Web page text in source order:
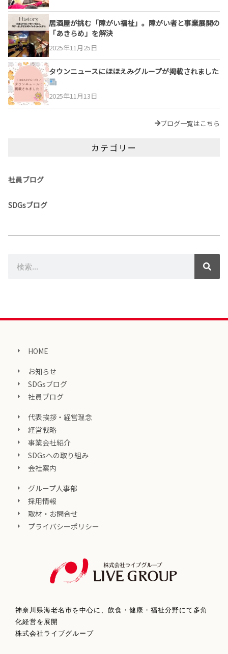
居酒屋が挑む「障がい福祉」。障がい者と事業展開の
「あきらめ」を解決
2025年11月25日
タウンニュースにほほえみグループが掲載されました
2025年11月13日
ブログ一覧はこちら
カテゴリー
社員ブログ
SDGsブログ
HOME
お知らせ
SDGsブログ
社員ブログ
代表挨拶・経営理念
経営戦略
事業会社紹介
SDGsへの取り組み
会社案内
グループ人事部
採用情報
取材・お問合せ
プライバシーポリシー
神奈川県海老名市を中心に、飲食・健康・福祉分野にて多角
化経営を展開
株式会社ライブグループ